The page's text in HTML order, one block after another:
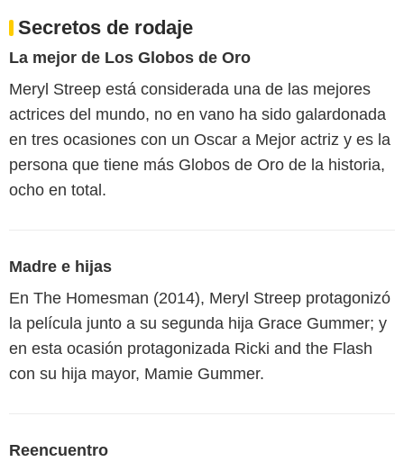
Secretos de rodaje
La mejor de Los Globos de Oro
Meryl Streep está considerada una de las mejores
actrices del mundo, no en vano ha sido galardonada
en tres ocasiones con un Oscar a Mejor actriz y es la
persona que tiene más Globos de Oro de la historia,
ocho en total.
Madre e hijas
En The Homesman (2014), Meryl Streep protagonizó
la película junto a su segunda hija Grace Gummer; y
en esta ocasión protagonizada Ricki and the Flash
con su hija mayor, Mamie Gummer.
Reencuentro